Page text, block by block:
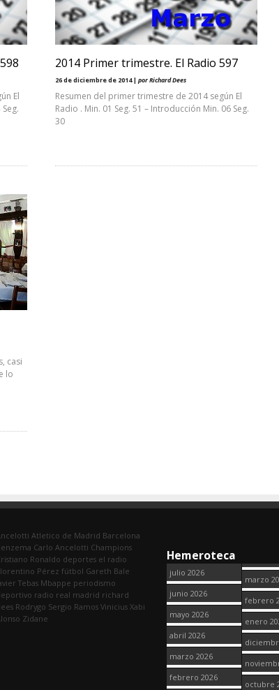
El
2014 Primer trimestre. El Radio 597
26 de diciembre de 2014 | por Richard Dees
Resumen del primer trimestre de 2014 según El
Radio . Min. 01 Seg. 51 – Introducción Min. 06 Seg.
30
casi
lo
Atletico de Madrid Barcelona
Carlo Ancelotti Champions
Ronaldo deportes el radio
Pérez fútbol Gareth Bale
Tebas Mbappe periodismo
radio real madrid richard
Rodrygo Sergio Ramos Vinicius Xabi
Zidane
Hemeroteca
julio 2026
junio 2026
mayo 2026
abril 2026
marzo 2026
febrero 2026
marzo
febrero
enero
octubre